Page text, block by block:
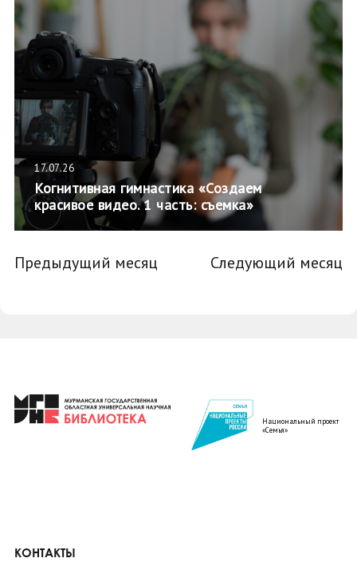
17.07.26
Когнитивная гимнастика «Создаем
красивое видео. 1 часть: съемка»
Предыдущий месяц Следующий месяц
Национальный проект
«Семья»
КОНТАКТЫ